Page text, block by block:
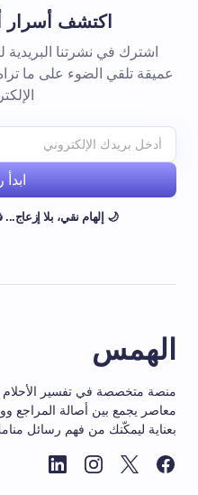
اكتشف أسرار
اشترك في نشرتنا
عميقة تلقي الضوء على ما
🌙 إلهام نقي، بلا
الهمس
منصة متخصصة في تفسير الأحلام
معاصر يجمع بين أصالة المراجع
بعناية ليمكّنك من فهم رسائل